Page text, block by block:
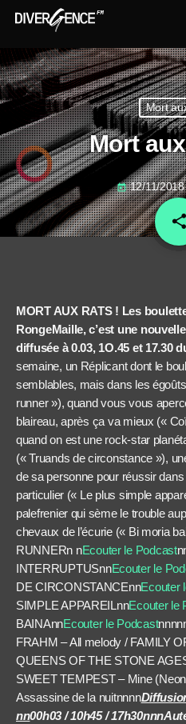
Mort
Mort
today 12/11/
share
email
MORT AUX RATS ! Les
RongeMaille, c’est une
diffusée à 0.03, 1O.45 et 17.30
semaine, un Réplicant dont le
semblables, mais dans les
runner »), quand vous vous
blaireau, après ça va mieux («
quand on est une rock-star
(« Truands de circonstance »),
de sa personne pour réussir
particulier (« Le plus simple
palefrenier qui sème le trouble
chevaux de l’écurie (« Bi moria
RUNNERn nEcouter le Podcast
INTERRUPTUSnnEcouter le
DE CIRCONSTANCEnnEcouter
SIMPLE APPAREILnnEcouter le
BAINAnnEcouter le Podcast
FRAHM – All melody / FAMILY
QUEENS OF THE STONE
SWEET TEMPEST – Mine
Assassine de la nuitnnnn
nn00h03 / 10h45 /